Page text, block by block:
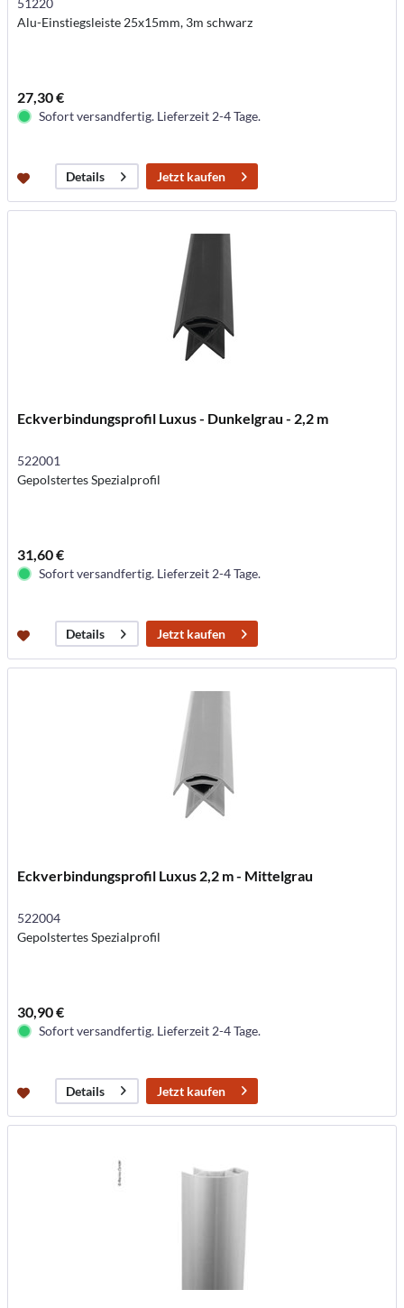
51220
Alu-Einstiegsleiste 25x15mm, 3m schwarz
27,30 €
Sofort versandfertig. Lieferzeit 2-4 Tage.
Details Jetzt kaufen
Eckverbindungsprofil Luxus - Dunkelgrau - 2,2 m
522001
Gepolstertes Spezialprofil
31,60 €
Sofort versandfertig. Lieferzeit 2-4 Tage.
Details Jetzt kaufen
Eckverbindungsprofil Luxus 2,2 m - Mittelgrau
522004
Gepolstertes Spezialprofil
30,90 €
Sofort versandfertig. Lieferzeit 2-4 Tage.
Details Jetzt kaufen